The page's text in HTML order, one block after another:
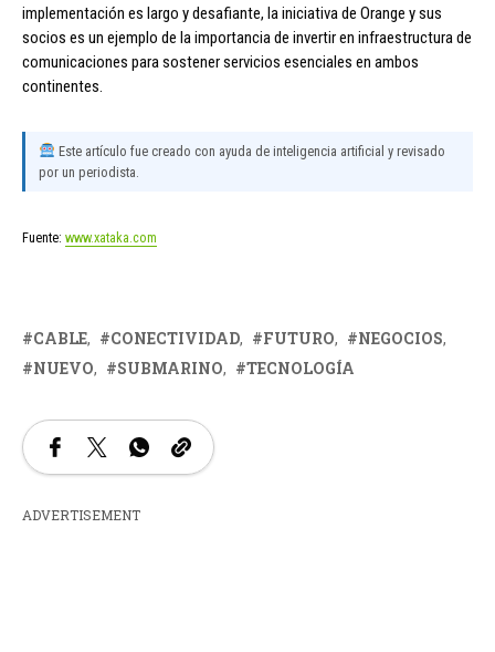
implementación es largo y desafiante, la iniciativa de Orange y sus
socios es un ejemplo de la importancia de invertir en infraestructura de
comunicaciones para sostener servicios esenciales en ambos
continentes.
Este artículo fue creado con ayuda de inteligencia artificial y revisado
por un periodista.
Fuente: www.xataka.com
CABLE CONECTIVIDAD FUTURO
NEGOCIOS
NUEVO
SUBMARINO TECNOLOGÍA
ADVERTISEMENT